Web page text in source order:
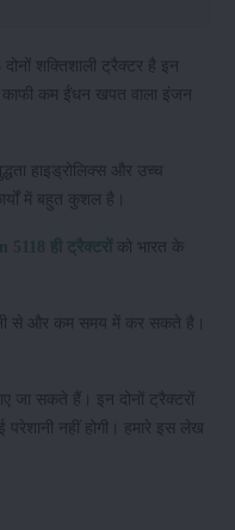
शक्तिशाली ट्रैक्टर है इन
कम ईंधन खपत वाला इंजन
हाइड्रोलिक्स और उच्च
में बहुत कुशल है।
5118 ही ट्रैक्टरों
को भारत के
से और कम समय में कर सकते है।
जा सकते हैं। इन दोनों ट्रैक्टरों
परेशानी नहीं होगी। हमारे इस लेख